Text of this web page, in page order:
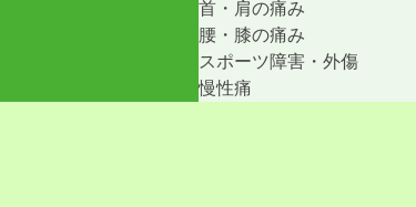
首・肩の痛み
腰・膝の痛み
スポーツ障害・外傷
慢性痛